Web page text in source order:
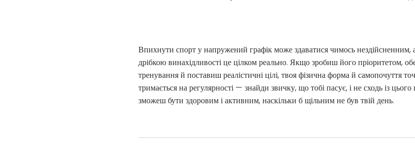
Впихнути спорт у напружений графік може здаватися чимось нездійсненним,
дрібкою винахідливості це цілком реально. Якщо зробиш його пріоритетом,
тренування й поставиш реалістичні цілі, твоя фізична форма й самопочуття
тримається на регулярності — знайди звичку, що тобі пасує, і не сходь із
зможеш бути здоровим і активним, наскільки б щільним не був твій день.